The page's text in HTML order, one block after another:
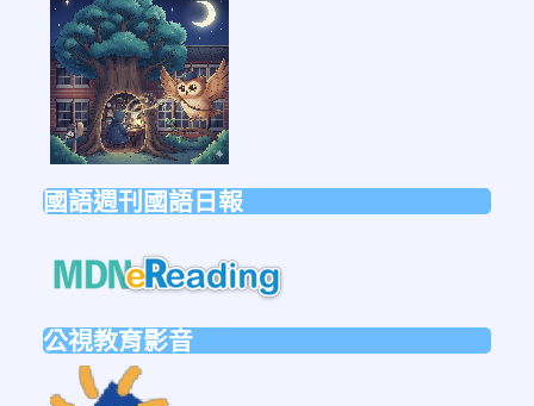
https://forms.gle/sb6qss7apF2uRjVc7
國語週刊國語日報
公視教育影音